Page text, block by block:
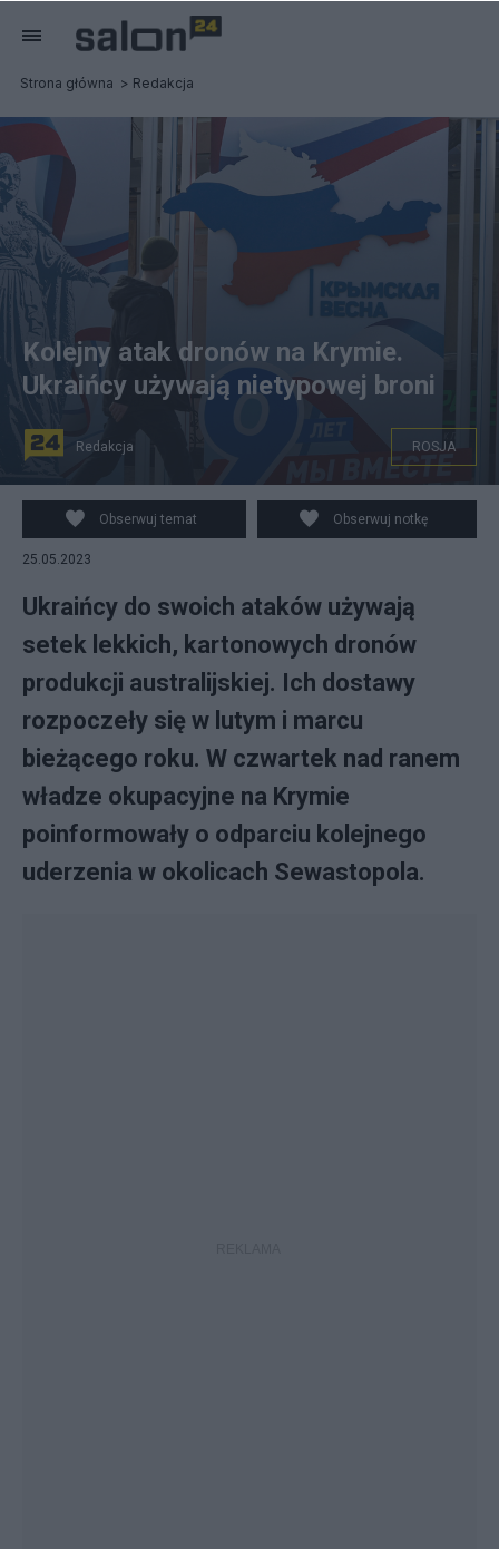
Strona główna Redakcja
Mężczyzna przechodzący obok baneru z okazji 9
rocznicy aneksji Krymu przez Rosję / źródło:
PAP/EPA/STRINGER
Kolejny atak dronów na Krymie.
Ukraińcy używają nietypowej broni
Redakcja ROSJA
Obserwuj temat Obserwuj notkę
25.05.2023
Ukraińcy do swoich ataków używają
setek lekkich, kartonowych dronów
produkcji australijskiej. Ich dostawy
rozpoczeły się w lutym i marcu
bieżącego roku. W czwartek nad ranem
władze okupacyjne na Krymie
poinformowały o odparciu kolejnego
uderzenia w okolicach Sewastopola.